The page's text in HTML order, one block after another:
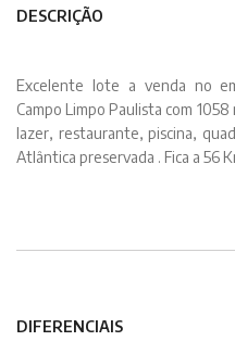
DESCRIÇÃO
Excelente lote a venda no
Campo Limpo Paulista com
lazer, restaurante, piscina,
Atlântica preservada . Fica a 56
DIFERENCIAIS